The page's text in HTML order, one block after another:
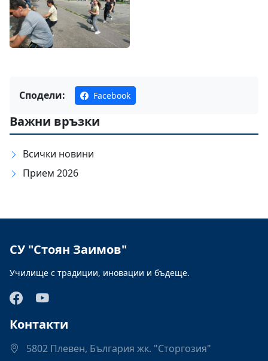
Сподели: Facebook
Важни връзки
Всички новини
Прием 2026
СУ "Стоян Заимов"
Училище с традиции, иновации и бъдеще.
Контакти
5802 Плевен, България жк. "Сторгозия"